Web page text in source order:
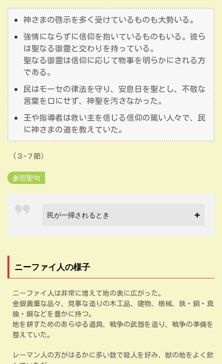
神さまの啓示を多く受けているものも大勢いる。
強情にならずに信仰を抱いているものもいる。彼ら
は聖なる御霊と交わりを持っている。
聖なる御霊は信仰に応じて物事を明らかにされる方
である。
民はモーセの律法を守り、安息日を聖とし、不敬な
言葉を口にせず、神聖を汚さなかった。
王や指導者は救い主を信じる信仰の篤い人々で、民
に神さまの道を教えていた。
(３-７節）
参照聖句
民が一掃されるとき
ニーファイ人の様子
ニーファイ人は非常に増えて地の表に広がった。
金銀貴重な品々、見事な造りの木工品、建物、機械、鉄・銅・真
鍮・鋼などを豊かに持つ。
地を耕すためのあらゆる道具、戦争の武器を造り、戦争の準備を
整えていた。
レーマン人の方がはるかに多い数で殺人を好み、獣の地をよく飲